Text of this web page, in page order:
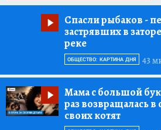
Спасли рыбаков -
застрявших в
реке
43
ОБЩЕСТВО: КАРТИНА ДНЯ
Мама с большой
раз возвращалась в
своих котят